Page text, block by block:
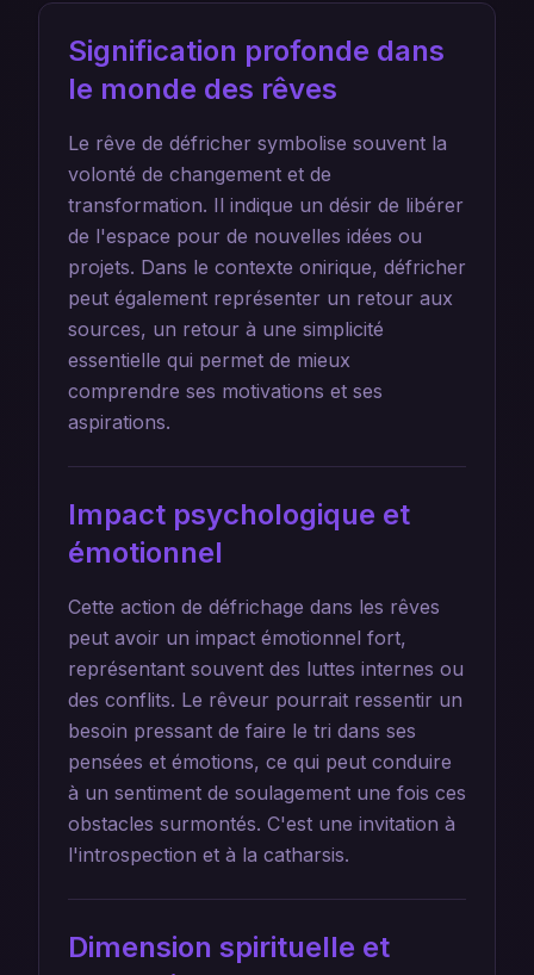
Signification profonde dans
le monde des rêves
Le rêve de défricher symbolise souvent la
volonté de changement et de
transformation. Il indique un désir de libérer
de l'espace pour de nouvelles idées ou
projets. Dans le contexte onirique, défricher
peut également représenter un retour aux
sources, un retour à une simplicité
essentielle qui permet de mieux
comprendre ses motivations et ses
aspirations.
Impact psychologique et
émotionnel
Cette action de défrichage dans les rêves
peut avoir un impact émotionnel fort,
représentant souvent des luttes internes ou
des conflits. Le rêveur pourrait ressentir un
besoin pressant de faire le tri dans ses
pensées et émotions, ce qui peut conduire
à un sentiment de soulagement une fois ces
obstacles surmontés. C'est une invitation à
l'introspection et à la catharsis.
Dimension spirituelle et